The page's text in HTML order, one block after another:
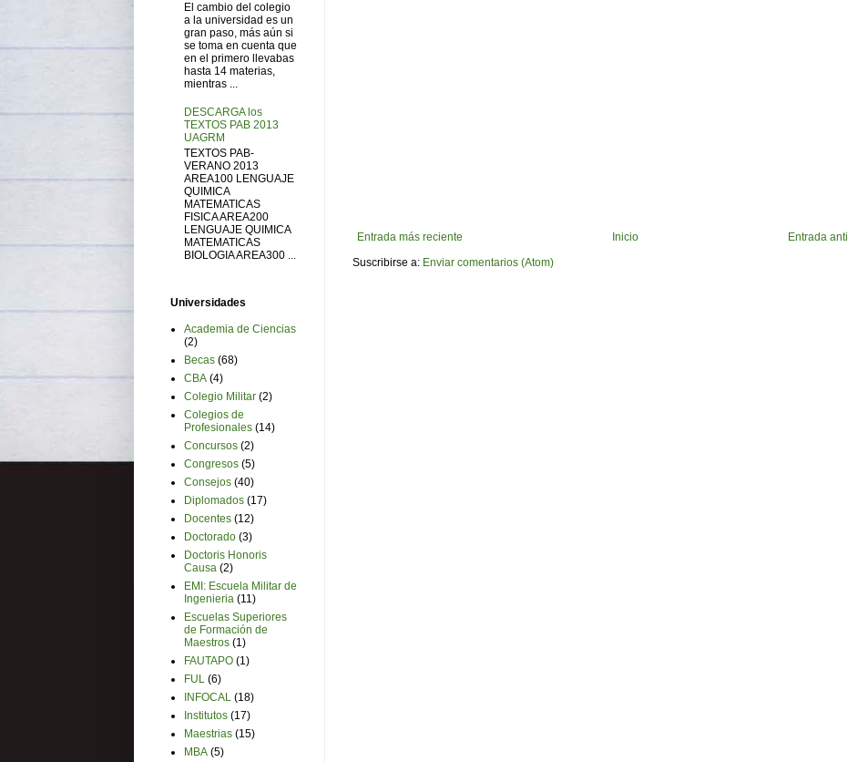
Entrada más reciente Entrada
Inicio
Suscribirse a: Enviar comentarios (Atom)
El cambio del colegio
a la universidad es un
gran paso, más aún si
se toma en cuenta que
en el primero llevabas
hasta 14 materias,
mientras ...
DESCARGA los
TEXTOS PAB 2013
UAGRM
TEXTOS PAB-
VERANO 2013
AREA100 LENGUAJE
QUIMICA
MATEMATICAS
FISICA AREA200
LENGUAJE QUIMICA
MATEMATICAS
BIOLOGIA AREA300 ...
Universidades
Academia de Ciencias
(2)
Becas (68)
CBA (4)
Colegio Militar (2)
Colegios de
Profesionales (14)
Concursos (2)
Congresos (5)
Consejos (40)
Diplomados (17)
Docentes (12)
Doctorado (3)
Doctoris Honoris
Causa (2)
EMI: Escuela Militar de
Ingenieria (11)
Escuelas Superiores
de Formación de
Maestros (1)
FAUTAPO (1)
FUL (6)
INFOCAL (18)
Institutos (17)
Maestrias (15)
MBA (5)